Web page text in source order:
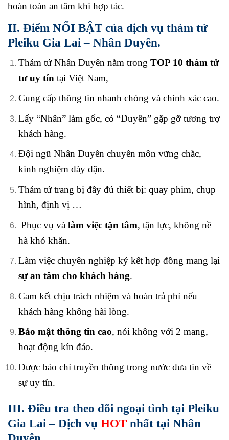
hoàn toàn an tâm khi hợp tác.
II. Điểm NỔI BẬT của dịch vụ thám tử
Pleiku Gia Lai – Nhân Duyên.
Thám tử Nhân Duyên nằm trong TOP 10 thám tử
tư uy tín tại Việt Nam,
Cung cấp thông tin nhanh chóng và chính xác cao.
Lấy “Nhân” làm gốc, có “Duyên” gặp gỡ tương trợ
khách hàng.
Đội ngũ Nhân Duyên chuyên môn vững chắc,
kinh nghiệm dày dặn.
Thám tử trang bị đầy đủ thiết bị: quay phim, chụp
hình, định vị …
Phục vụ và làm việc tận tâm, tận lực, không nề
hà khó khăn.
Làm việc chuyên nghiệp ký kết hợp đồng mang lại
sự an tâm cho khách hàng.
Cam kết chịu trách nhiệm và hoàn trả phí nếu
khách hàng không hài lòng.
Bảo mật thông tin cao, nói không với 2 mang,
hoạt động kín đáo.
Được báo chí truyền thông trong nước đưa tin về
sự uy tín.
III. Điều tra theo dõi ngoại tình tại Pleiku
Gia Lai – Dịch vụ HOT nhất tại Nhân